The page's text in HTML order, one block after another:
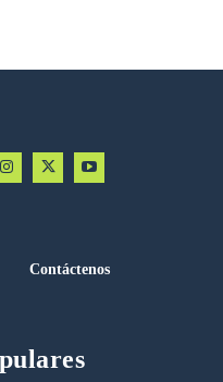
Contáctenos